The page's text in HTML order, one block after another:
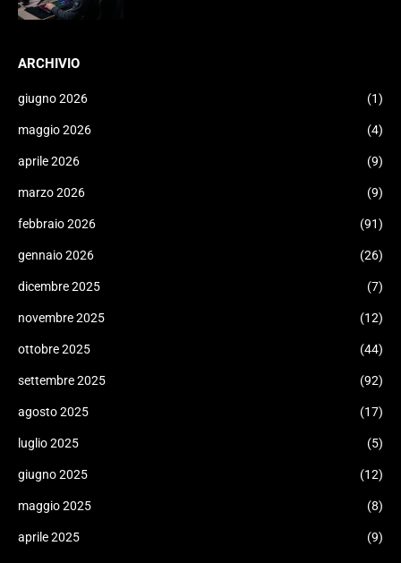
ARCHIVIO
giugno 2026 (1)
maggio 2026 (4)
aprile 2026 (9)
marzo 2026 (9)
febbraio 2026 (91)
gennaio 2026 (26)
dicembre 2025 (7)
novembre 2025 (12)
ottobre 2025 (44)
settembre 2025 (92)
agosto 2025 (17)
luglio 2025 (5)
giugno 2025 (12)
maggio 2025 (8)
aprile 2025 (9)